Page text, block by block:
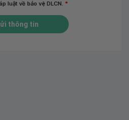
luật về bảo vệ DLCN. *
thông tin